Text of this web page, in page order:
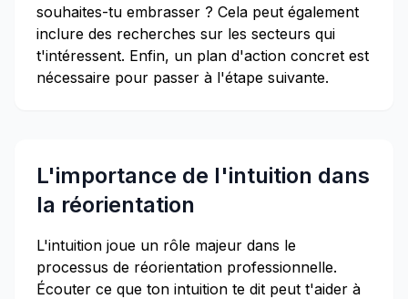
souhaites-tu embrasser ? Cela peut également
inclure des recherches sur les secteurs qui
t'intéressent. Enfin, un plan d'action concret est
nécessaire pour passer à l'étape suivante.
L'importance de l'intuition dans
la réorientation
L'intuition joue un rôle majeur dans le
processus de réorientation professionnelle.
Écouter ce que ton intuition te dit peut t'aider à